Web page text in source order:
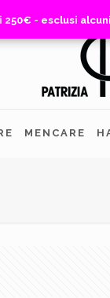
MENCARE
250€ - esclusi
250€ - esclusi